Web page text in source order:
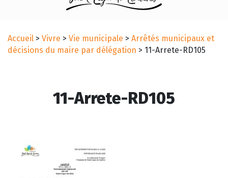
Accueil > Vivre > Vie municipale > Arrêtés municipaux et
décisions du maire par délégation > 11-Arrete-RD105
11-Arrete-RD105